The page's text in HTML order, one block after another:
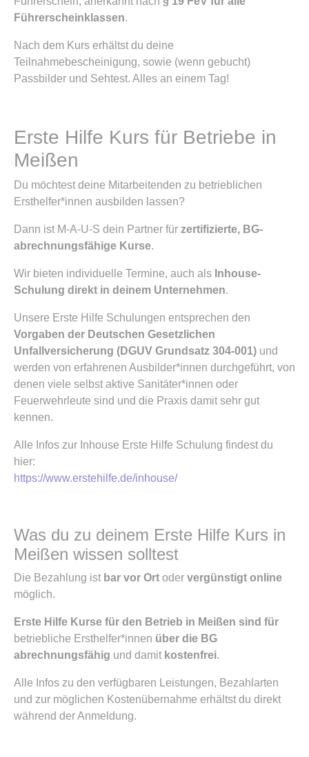
Führerscheinklassen.
Nach dem Kurs erhältst du deine
Teilnahmebescheinigung, sowie (wenn gebucht)
Passbilder und Sehtest. Alles an einem Tag!
Erste Hilfe Kurs für Betriebe in
Meißen
Du möchtest deine Mitarbeitenden zu betrieblichen
Ersthelfer*innen ausbilden lassen?
Dann ist M-A-U-S dein Partner für zertifizierte, BG-
abrechnungsfähige Kurse.
Wir bieten individuelle Termine, auch als Inhouse-
Schulung direkt in deinem Unternehmen.
Unsere Erste Hilfe Schulungen entsprechen den
Vorgaben der Deutschen Gesetzlichen
Unfallversicherung (DGUV Grundsatz 304-001) und
werden von erfahrenen Ausbilder*innen durchgeführt, von
denen viele selbst aktive Sanitäter*innen oder
Feuerwehrleute sind und die Praxis damit sehr gut
kennen.
Alle Infos zur Inhouse Erste Hilfe Schulung findest du
hier:
https://www.erstehilfe.de/inhouse/
Was du zu deinem Erste Hilfe Kurs in
Meißen wissen solltest
Die Bezahlung ist bar vor Ort oder vergünstigt online
möglich.
Erste Hilfe Kurse für den Betrieb in Meißen sind für
betriebliche Ersthelfer*innen über die BG
abrechnungsfähig und damit kostenfrei.
Alle Infos zu den verfügbaren Leistungen, Bezahlarten
und zur möglichen Kostenübernahme erhältst du direkt
während der Anmeldung.